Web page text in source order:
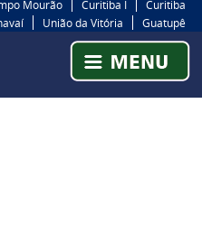
Mourão Curitiba I
Curitiba
União da Vitória Guatupê